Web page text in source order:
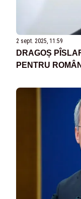
2 sept. 2025, 11:59
DRAGOȘ
PENTRU